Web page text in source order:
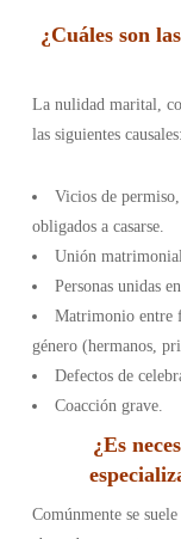
¿Cuáles son
La nulidad marital,
las siguientes causales:
Vicios de
obligados a casarse.
Unión
Personas unidas
Matrimonio entre
género (hermanos,
Defectos de
Coacción grave.
¿Es
Comúnmente se